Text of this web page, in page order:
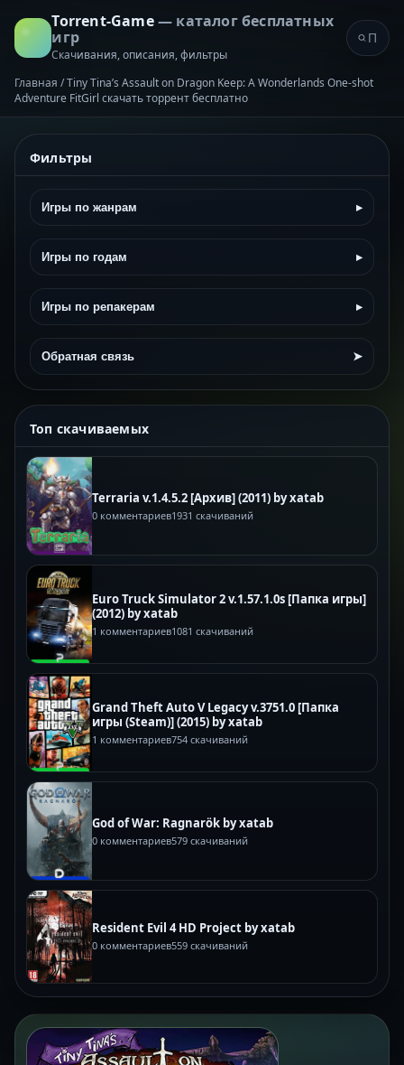
Torrent-Game— каталог бесплатных
игр
Скачивания, описания, фильтры
Главная /Tiny Tina’s Assault on Dragon Keep: A Wonderlands One-shot
Adventure FitGirl скачать торрент бесплатно
Фильтры
Игры по жанрам ▸
Игры по годам ▸
Игры по репакерам ▸
Обратная связь ➤
Топ скачиваемых
Terraria v.1.4.5.2 [Архив] (2011) by xatab
0 комментариев1931 скачиваний
Euro Truck Simulator 2 v.1.57.1.0s [Папка игры]
(2012) by xatab
1 комментариев1081 скачиваний
Grand Theft Auto V Legacy v.3751.0 [Папка
игры (Steam)] (2015) by xatab
1 комментариев754 скачиваний
God of War: Ragnarök by xatab
0 комментариев579 скачиваний
Resident Evil 4 HD Project by xatab
0 комментариев559 скачиваний